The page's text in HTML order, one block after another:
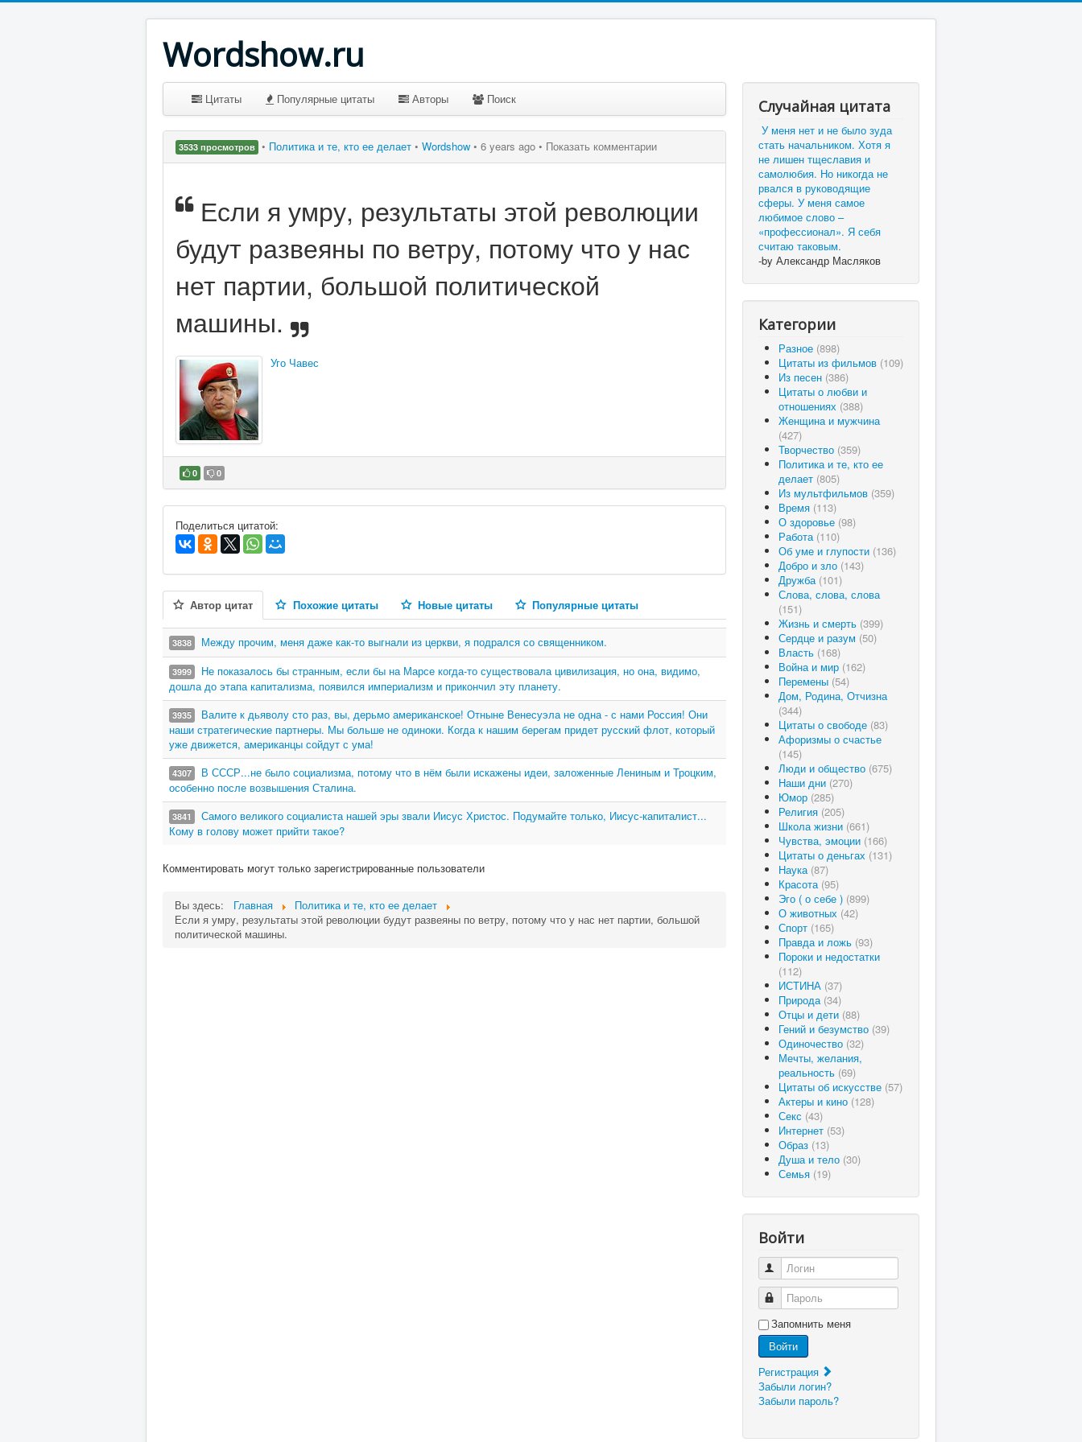
Wordshow.ru
Цитаты Популярные цитаты Авторы Поиск
3533 просмотров • Политика и те, кто ее делает • Wordshow • 6 years ago • Показать комментарии
Если я умру, результаты этой революции
будут развеяны по ветру, потому что у нас
нет партии, большой политической
машины.
Уго Чавес
0 0
В избранное
Поделиться цитатой:
Автор цитат Похожие цитаты Новые цитаты Популярные цитаты
3838 Между прочим, меня даже как-то выгнали из церкви, я подрался со священником.
3999
Не показалось бы странным, если бы на Марсе когда-то существовала цивилизация, но она, видимо,
дошла до этапа капитализма, появился империализм и прикончил эту планету.
3935
Валите к дьяволу сто раз, вы, дерьмо американское! Отныне Венесуэла не одна - с нами Россия! Они
наши стратегические партнеры. Мы больше не одиноки. Когда к нашим берегам придет русский флот, который
уже движется, американцы сойдут с ума!
4307
В СССР...не было социализма, потому что в нём были искажены идеи, заложенные Лениным и Троцким,
особенно после возвышения Сталина.
3841
Самого великого социалиста нашей эры звали Иисус Христос. Подумайте только, Иисус-капиталист...
Кому в голову может прийти такое?
Комментировать могут только зарегистрированные пользователи
Вы здесь: Главная
Политика и те, кто ее делает
Если я умру, результаты этой революции будут развеяны по ветру, потому что у нас нет партии, большой
политической машины.
Случайная цитата
У меня нет и не было зуда
стать начальником. Хотя я
не лишен тщеславия и
самолюбия. Но никогда не
рвался в руководящие
сферы. У меня самое
любимое слово –
«профессионал». Я себя
считаю таковым.
-by Александр Масляков
Категории
Разное (898)
Цитаты из фильмов (109)
Из песен (386)
Цитаты о любви и
отношениях (388)
Женщина и мужчина
(427)
Творчество (359)
Политика и те, кто ее
делает (805)
Из мультфильмов (359)
Время (113)
О здоровье (98)
Работа (110)
Об уме и глупости (136)
Добро и зло (143)
Дружба (101)
Слова, слова, слова
(151)
Жизнь и смерть (399)
Сердце и разум (50)
Власть (168)
Война и мир (162)
Перемены (54)
Дом, Родина, Отчизна
(344)
Цитаты о свободе (83)
Афоризмы о счастье
(145)
Люди и общество (675)
Наши дни (270)
Юмор (285)
Религия (205)
Школа жизни (661)
Чувства, эмоции (166)
Цитаты о деньгах (131)
Наука (87)
Красота (95)
Эго ( о себе ) (899)
О животных (42)
Спорт (165)
Правда и ложь (93)
Пороки и недостатки
(112)
ИСТИНА (37)
Природа (34)
Отцы и дети (88)
Гений и безумство (39)
Одиночество (32)
Мечты, желания,
реальность (69)
Цитаты об искусстве (57)
Актеры и кино (128)
Секс (43)
Интернет (53)
Образ (13)
Душа и тело (30)
Семья (19)
Войти
Логин
Пароль
Запомнить меня
Войти
Регистрация
Забыли логин?
Забыли пароль?